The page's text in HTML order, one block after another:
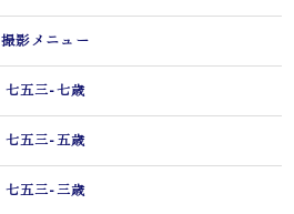
撮影メニュー
七五三-七歳
七五三-五歳
七五三-三歳